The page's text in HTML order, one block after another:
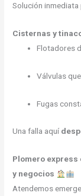
Solución inmediata
Cisternas y
Flotadores
Válvulas
Fugas
Una falla aquí
Plomero express
y negocios
Atendemos